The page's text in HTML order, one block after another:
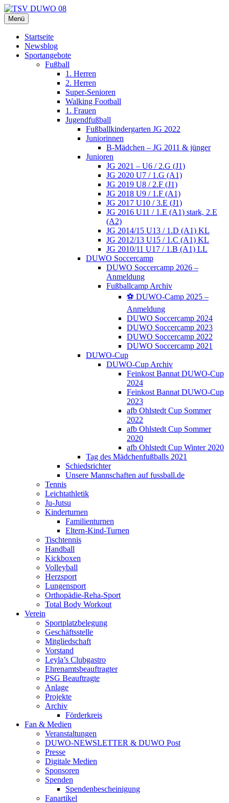
Zum
Inhalt
springen
TSV DUWO 08
Hamburg Sportverein Ohlstedt
Menü
Startseite
Newsblog
Sportangebote
Fußball
1. Herren
2. Herren
Super-Senioren
Walking Football
1. Frauen
Jugendfußball
Fußballkindergarten JG 2022
Juniorinnen
B-Mädchen – JG 2011 & jünger
Junioren
JG 2021 – U6 / 2.G (J1)
JG 2020 U7 / 1.G (A1)
JG 2019 U8 / 2.F (J1)
JG 2018 U9 / 1.F (A1)
JG 2017 U10 / 3.E (J1)
JG 2016 U11 / 1.E (A1) stark, 2.E
(A2)
JG 2014/15 U13 / 1.D (A1) KL
JG 2012/13 U15 / 1.C (A1) KL
JG 2010/11 U17 / 1.B (A1) LL
DUWO Soccercamp
DUWO Soccercamp 2026 –
Anmeldung
Fußballcamp Archiv
⚽️ DUWO-Camp 2025 –
Anmeldung
DUWO Soccercamp 2024
DUWO Soccercamp 2023
DUWO Soccercamp 2022
DUWO Soccercamp 2021
DUWO-Cup
DUWO-Cup Archiv
Feinkost Bannat DUWO-Cup
2024
Feinkost Bannat DUWO-Cup
2023
afb Ohlstedt Cup Sommer
2022
afb Ohlstedt Cup Sommer
2020
afb Ohlstedt Cup Winter 2020
Tag des Mädchenfußballs 2021
Schiedsrichter
Unsere Mannschaften auf fussball.de
Tennis
Leichtathletik
Ju-Jutsu
Kinderturnen
Familienturnen
Eltern-Kind-Turnen
Tischtennis
Handball
Kickboxen
Volleyball
Herzsport
Lungensport
Orthopädie-Reha-Sport
Total Body Workout
Verein
Sportplatzbelegung
Geschäftsstelle
Mitgliedschaft
Vorstand
Leyla’s Clubgastro
Ehrenamtsbeauftragter
PSG Beauftragte
Anlage
Projekte
Archiv
Förderkreis
Fan & Medien
Veranstaltungen
DUWO-NEWSLETTER & DUWO Post
Presse
Digitale Medien
Sponsoren
Spenden
Spendenbescheinigung
Fanartikel